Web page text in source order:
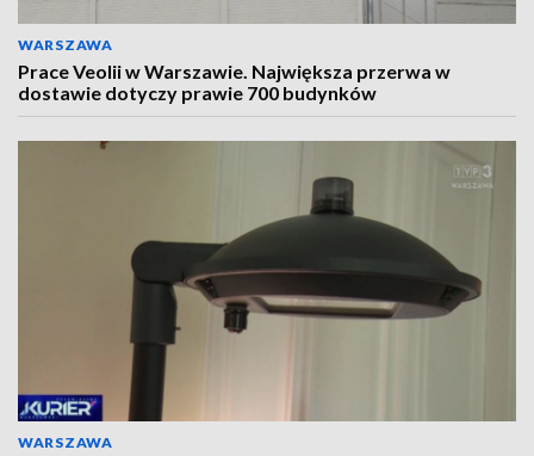
WARSZAWA
Prace Veolii w Warszawie. Największa przerwa w
dostawie dotyczy prawie 700 budynków
WARSZAWA